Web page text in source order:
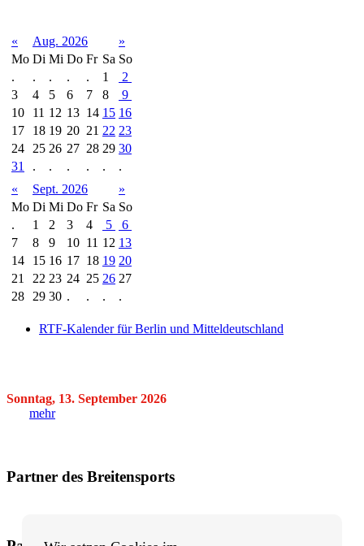
« Aug. 2026
»
Mo Di Mi Do Fr Sa So
.
. . . . 1
2
3
4 5 6 7 8
9
10
11 12 13 14 15 16
17
18 19 20 21 22 23
24
25 26 27 28 29 30
31
. . . . .
.
«
Sept. 2026
»
Mo Di Mi Do Fr Sa So
.
1 2 3 4 5
6
7
8 9 10 11 12 13
14
15 16 17 18 19 20
21
22 23 24 25 26 27
28
29 30 . . . .
RTF-Kalender für Berlin und Mitteldeutschland
Sonntag, 13. September 2026
mehr
Partner des Breitensports